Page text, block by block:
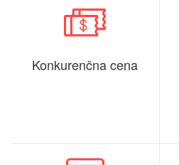
Konkurenčna cena